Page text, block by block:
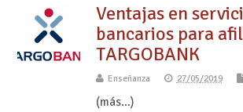
Ventajas en
bancarios para
TARGOBANK
Enseñanza 27/05/2019
(más…)